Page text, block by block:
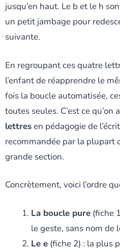
jusqu’en haut. Le b et le h
un petit jambage pour
suivante.
En regroupant ces quatre
l’enfant de réapprendre le
fois la boucle automatisée,
toutes seules. C’est ce qu’on
lettresen pédagogie de
recommandée par la plupart
grande section.
Concrètement, voici l’ordre
La boucle pure (fiche
le geste, sans nom de
Le e (fiche 2) : la plus